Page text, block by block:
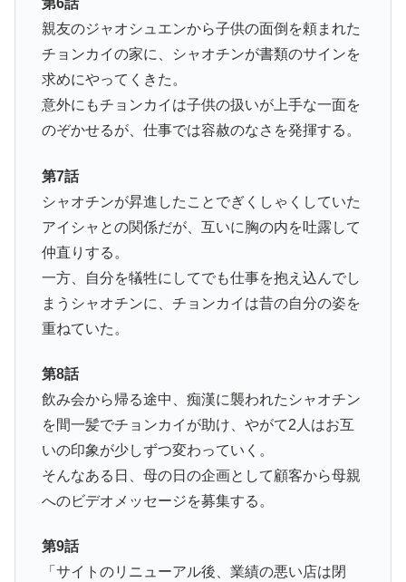
第6話
親友のジャオシュエンから子供の面倒を頼まれた
チョンカイの家に、シャオチンが書類のサインを
求めにやってくきた。
意外にもチョンカイは子供の扱いが上手な一面を
のぞかせるが、仕事では容赦のなさを発揮する。
第7話
シャオチンが昇進したことでぎくしゃくしていた
アイシャとの関係だが、互いに胸の内を吐露して
仲直りする。
一方、自分を犠牲にしてでも仕事を抱え込んでし
まうシャオチンに、チョンカイは昔の自分の姿を
重ねていた。
第8話
飲み会から帰る途中、痴漢に襲われたシャオチン
を間一髪でチョンカイが助け、やがて2人はお互
いの印象が少しずつ変わっていく。
そんなある日、母の日の企画として顧客から母親
へのビデオメッセージを募集する。
第9話
「サイトのリニューアル後、業績の悪い店は閉